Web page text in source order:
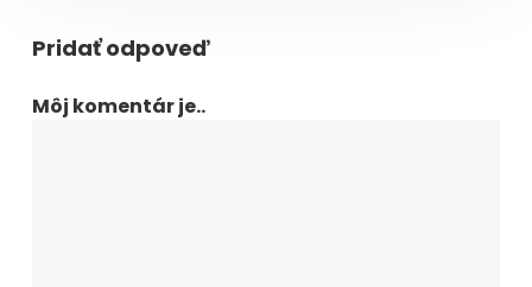
Pridať odpoveď
Môj komentár je..